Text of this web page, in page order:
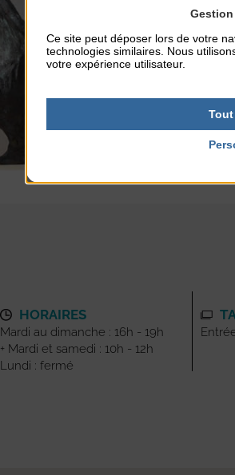
HORAIRES
Mardi au dimanche : 16h - 19h
+ Mardi et samedi : 10h - 12h
Lundi : fermé
Ce site peut déposer lors de votre
technologies similaires. Nous
votre expérience utilisateur.